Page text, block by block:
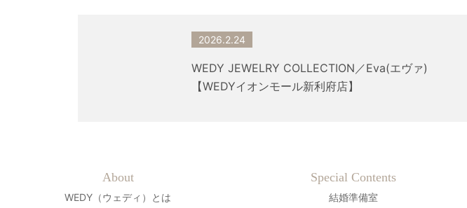
2026.2.24
WEDY JEWELRY COLLECTION／Eva(エヴァ)
【WEDYイオンモール新利府店】
About
WEDY（ウェディ）とは
Special Contents
結婚準備室